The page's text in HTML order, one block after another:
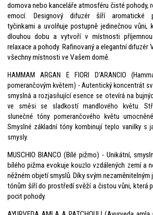
domova nebo kanceláře atmosféru čisté pohody,
emocí. Designový difuzér šíří aromatické
tyčinkami a uvolňuje postupně jedinečnou vůni,
dlouhou dobu a vytvoří v místnosti
relaxace a pohody. Rafinovaný a elegantní difuzér
všechny místnosti ve Vašem domě.
HAMMAM ARGAN E FIORI D'ARANCIO
pomerančovým květem) - Autentický koncentrát
smyslná a rozjasňující esence se otevírá na
ve směsi se sladkostí mandlového květu.
slunečné tóny pomerančového květu
Smyslné základní tóny kombinují teplo vanilky s
smysly.
MUSCHIO BIANCO (Bílé pižmo) - Unikátní,
bílého pižma evokuje kouzlo vzdálených zemí a
něžném objetí smyslů. Díky svým nezaměnitelným
tónům šíří do prostředí svěží a čistou vůni, která
pocit pohody.